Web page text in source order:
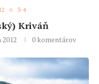
3-4
Kriváň
2012 0 komentárov